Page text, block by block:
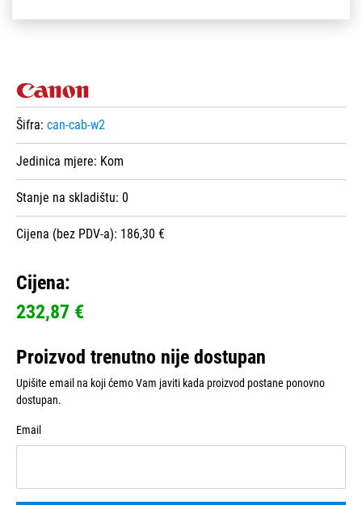
Šifra: can-cab-w2
Jedinica mjere: Kom
Stanje na skladištu: 0
Cijena (bez PDV-a): 186,30 €
Cijena:
232,87 €
Proizvod trenutno nije dostupan
Upišite email na koji ćemo Vam javiti kada proizvod postane ponovno
dostupan.
Email